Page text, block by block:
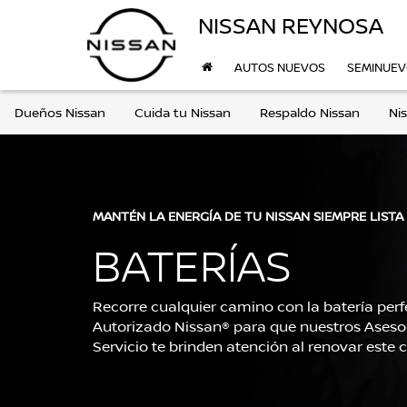
NISSAN REYNOSA
AUTOS NUEVOS
Dueños Nissan Cuida tu Nissan Respaldo Nissan
MANTÉN LA ENERGÍA DE TU NISSAN SIEMPRE LISTA
BATERÍAS
Recorre cualquier camino con la batería
Autorizado Nissan® para que nuestros
Servicio te brinden atención al renovar este